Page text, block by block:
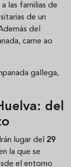
las familias de
de un
del
carne ao
gallega,
del
lugar del 29
la que se
el entorno